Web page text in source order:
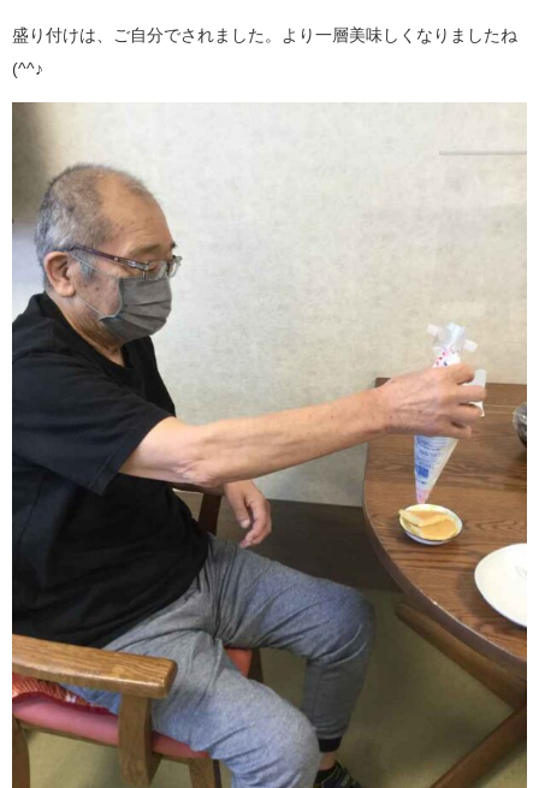
盛り付けは、ご自分でされました。より一層美味しくなりましたね
(^^♪